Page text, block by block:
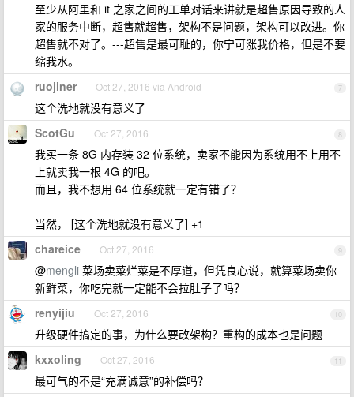
至少从阿里和 it 之家之间的工单对话来讲就是超售原因导致的人
家的服务中断，超售就超售，架构不是问题，架构可以改进。你
超售就不对了。---超售是最可耻的，你宁可涨我价格，但是不要
缩我水。
7
ruojiner Oct 27, 2016 via Android
这个洗地就没有意义了
8
ScotGu Oct 27, 2016
我买一条 8G 内存装 32 位系统，卖家不能因为系统用不上用不
上就卖我一根 4G 的吧。
而且，我不想用 64 位系统就一定有错了？
当然， [这个洗地就没有意义了] +1
9
chareice Oct 27, 2016
@mengli 菜场卖菜烂菜是不厚道，但凭良心说，就算菜场卖你
新鲜菜，你吃完就一定能不会拉肚子了吗？
10
renyijiu Oct 27, 2016
升级硬件搞定的事，为什么要改架构？重构的成本也是问题
11
kxxoling Oct 27, 2016
最可气的不是“充满诚意”的补偿吗？